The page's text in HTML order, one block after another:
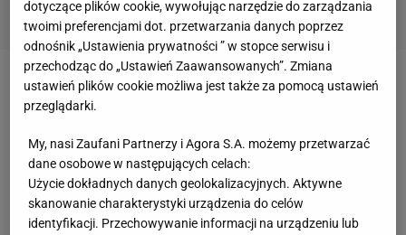
Zobacz wideoSport.pl PLUS
Pascual wrócił do Katalonii przed sezonem 2025/26,
po dziewięciu latach spędzonych w Atenach i Sankt
Petersburgu. Na dwie kolejki przed końcem rundy
zasadniczej Barcelona zajmuje trzecie miejsce w
dotyczące plików cookie, wywołując narzędzie do zarządzania
twoimi preferencjami dot. przetwarzania danych poprzez
odnośnik „Ustawienia prywatności ” w stopce serwisu i
przechodząc do „Ustawień Zaawansowanych”. Zmiana
ustawień plików cookie możliwa jest także za pomocą ustawień
przeglądarki.
My, nasi Zaufani Partnerzy i Agora S.A. możemy przetwarzać
dane osobowe w następujących celach:
Użycie dokładnych danych geolokalizacyjnych. Aktywne
skanowanie charakterystyki urządzenia do celów
identyfikacji. Przechowywanie informacji na urządzeniu lub